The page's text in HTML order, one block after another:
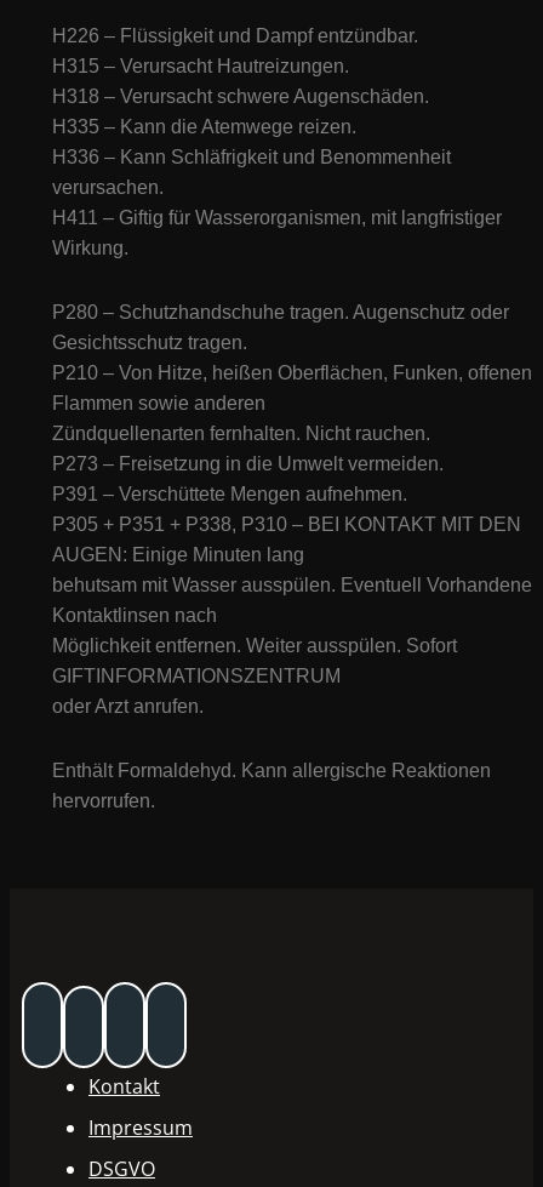
H226 – Flüssigkeit und Dampf entzündbar.
H315 – Verursacht Hautreizungen.
H318 – Verursacht schwere Augenschäden.
H335 – Kann die Atemwege reizen.
H336 – Kann Schläfrigkeit und Benommenheit
verursachen.
H411 – Giftig für Wasserorganismen, mit langfristiger
Wirkung.
P280 – Schutzhandschuhe tragen. Augenschutz oder
Gesichtsschutz tragen.
P210 – Von Hitze, heißen Oberflächen, Funken, offenen
Flammen sowie anderen
Zündquellenarten fernhalten. Nicht rauchen.
P273 – Freisetzung in die Umwelt vermeiden.
P391 – Verschüttete Mengen aufnehmen.
P305 + P351 + P338, P310 – BEI KONTAKT MIT DEN
AUGEN: Einige Minuten lang
behutsam mit Wasser ausspülen. Eventuell Vorhandene
Kontaktlinsen nach
Möglichkeit entfernen. Weiter ausspülen. Sofort
GIFTINFORMATIONSZENTRUM
oder Arzt anrufen.
Enthält Formaldehyd. Kann allergische Reaktionen
hervorrufen.
Kontakt
Impressum
DSGVO